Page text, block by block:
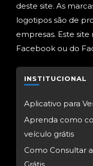
deste site. As
logotipos são de
empresas. Este
Facebook ou do
INSTITUCIONAL
Aplicativo para
Aprenda como
veículo grátis
Como Consultar